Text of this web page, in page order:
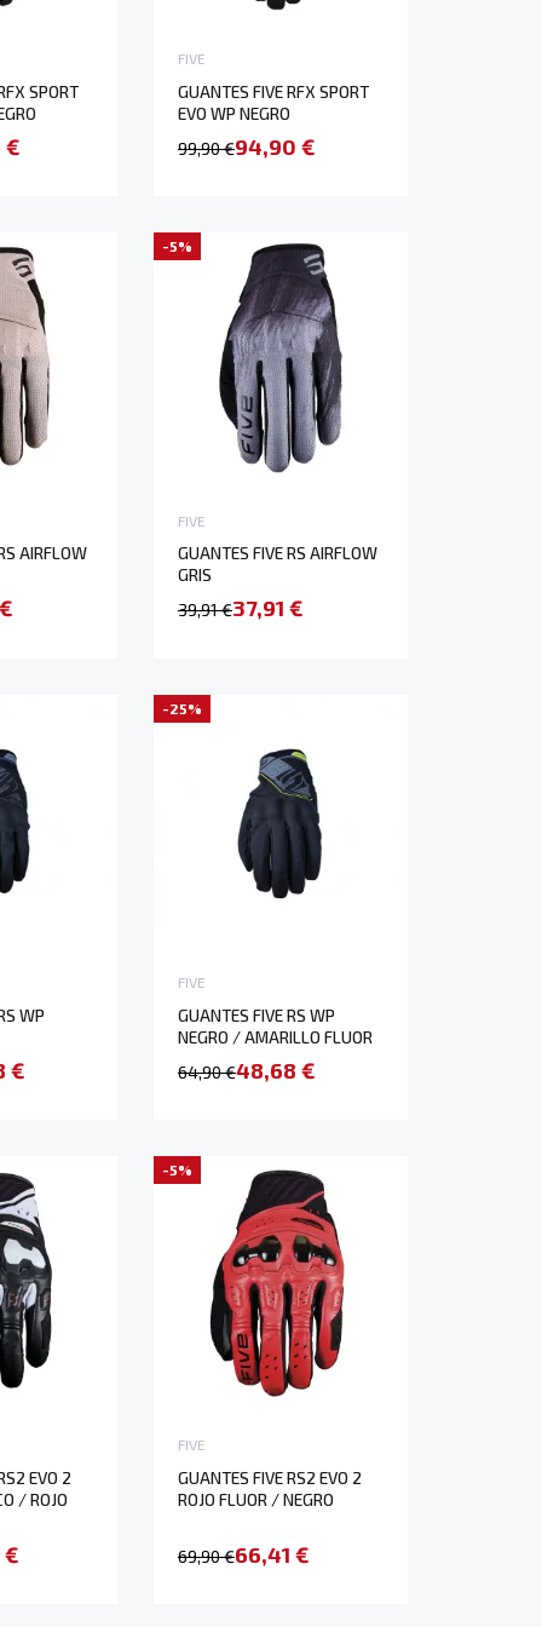
SPORT
€
FIVE
GUANTES FIVE RFX SPORT
EVO WP NEGRO
99,90 €94,90 €
AIRFLOW
-5%
FIVE
GUANTES FIVE RS AIRFLOW
GRIS
39,91 €37,91 €
WP
€
-25%
FIVE
GUANTES FIVE RS WP
NEGRO / AMARILLO FLUOR
64,90 €48,68 €
EVO 2
/ ROJO
€
-5%
FIVE
GUANTES FIVE RS2 EVO 2
ROJO FLUOR / NEGRO
69,90 €66,41 €